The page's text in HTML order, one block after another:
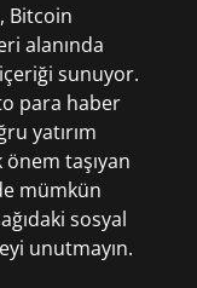
Bitcoin
alanında
sunuyor.
para haber
yatırım
taşıyan
mümkün
sosyal
unutmayın.